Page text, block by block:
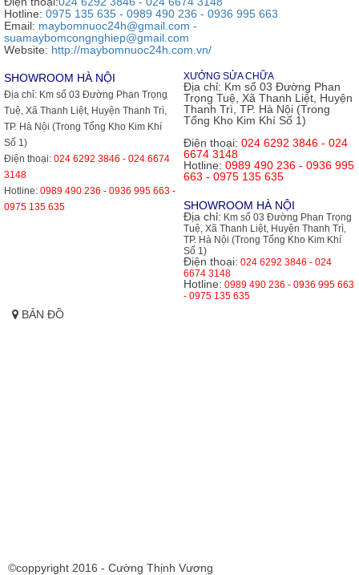
Hotline: 0975 135 635 - 0989 490 236 - 0936 995 663
Email: maybomnuoc24h@gmail.com -
suamaybomcongnghiep@gmail.com
Website: http://maybomnuoc24h.com.vn/
SHOWROOM HÀ NỘI
Địa chỉ: Km số 03 Đường Phan Trọng
Tuệ, Xã Thanh Liệt, Huyện Thanh Trì,
TP. Hà Nội (Trong Tổng Kho Kim Khí
Số 1)
Điện thoại: 024 6292 3846 - 024 6674
3148
Hotline: 0989 490 236 - 0936 995 663 -
0975 135 635
XƯỞNG SỬA CHỮA
Địa chỉ: Km số 03 Đường Phan
Trọng Tuệ, Xã Thanh Liệt, Huyện
Thanh Trì, TP. Hà Nội (Trong
Tổng Kho Kim Khí Số 1)
Điện thoại: 024 6292 3846 - 024
6674 3148
Hotline: 0989 490 236 - 0936 995
663 - 0975 135 635
SHOWROOM HÀ NỘI
Địa chỉ: Km số 03 Đường Phan Trọng
Tuệ, Xã Thanh Liệt, Huyện Thanh Trì,
TP. Hà Nội (Trong Tổng Kho Kim Khí
Số 1)
Điện thoại: 024 6292 3846 - 024
6674 3148
Hotline: 0989 490 236 - 0936 995 663
- 0975 135 635
BẢN ĐỒ
©coppyright 2016 - Cường Thịnh Vương